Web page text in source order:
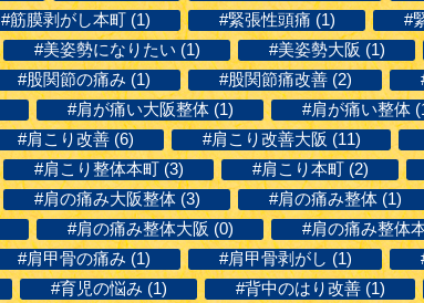
#筋膜剥がし本町 (1) #緊張性頭痛 (1)
#
#美姿勢になりたい (1) #美姿勢大阪 (1)
#股関節の痛み (1) #股関節痛改善 (2)
#肩が痛い大阪整体 (1) #肩が痛い整体
#肩こり改善 (6) #肩こり改善大阪 (11)
#肩こり整体本町 (3) #肩こり本町 (2)
#肩の痛み大阪整体 (3)
#肩の痛み整体 (1)
#肩の痛み整体大阪 (0)
#肩の痛み整体
#肩甲骨の痛み (1) #肩甲骨剥がし (1)
#育児の悩み (1) #背中のはり改善 (1)